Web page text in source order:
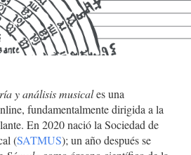
y análisis musicales una
fundamentalmente dirigida a la
En 2020 nació la Sociedad de
(SATMUS); un año después se